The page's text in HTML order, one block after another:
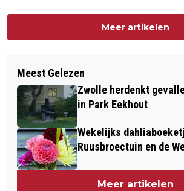
Meer artikelen
Meest Gelezen
Zwolle herdenkt
in Park Eekhout
Wekelijks
Ruusbroectuin en de
Meer artikelen